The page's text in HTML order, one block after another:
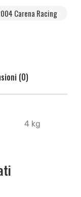
Carena Racing
(0)
4 kg